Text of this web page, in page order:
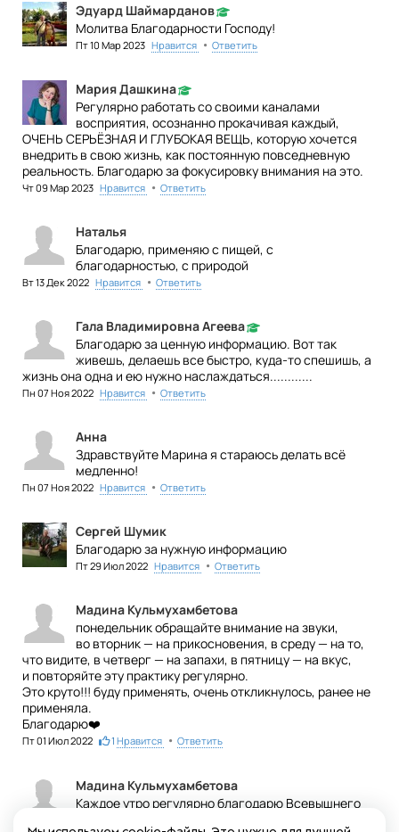
Эдуард Шаймарданов
Молитва Благодарности Господу!
Пт 10 Мар 2023 Нравится • Ответить
Мария Дашкина
Регулярно работать со своими каналами
восприятия, осознанно прокачивая каждый,
ОЧЕНЬ СЕРЬЁЗНАЯ И ГЛУБОКАЯ ВЕЩЬ, которую хочется
внедрить в свою жизнь, как постоянную повседневную
реальность. Благодарю за фокусировку внимания на это.
Чт 09 Мар 2023 Нравится • Ответить
Наталья
Благодарю, применяю с пищей, с
благодарностью, с природой
Вт 13 Дек 2022 Нравится • Ответить
Гала Владимировна Агеева
Благодарю за ценную информацию. Вот так
живешь, делаешь все быстро, куда-то спешишь, а
жизнь она одна и ею нужно наслаждаться............
Пн 07 Ноя 2022 Нравится • Ответить
Анна
Здравствуйте Марина я стараюсь делать всё
медленно!
Пн 07 Ноя 2022 Нравится • Ответить
Сергей Шумик
Благодарю за нужную информацию
Пт 29 Июл 2022 Нравится • Ответить
Мадина Кульмухамбетова
понедельник обращайте внимание на звуки,
во вторник — на прикосновения, в среду — на то,
что видите, в четверг — на запахи, в пятницу — на вкус,
и повторяйте эту практику регулярно.
Это круто!!! буду применять, очень откликнулось, ранее не
применяла.
Благодарю❤️
Пт 01 Июл 2022 1 Нравится • Ответить
Мадина Кульмухамбетова
Каждое утро регулярно благодарю Всевышнего